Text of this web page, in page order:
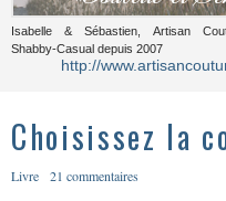
Isabelle & Sébastien, Artisan
Shabby-Casual depuis 2007
http://
Choisissez la
Livre 21 commentaires